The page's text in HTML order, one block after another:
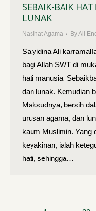
SEBAIK-BAIK
LUNAK
Nasihat Agama ByAli
Saiyidina Ali
bagi Allah SWT di
hati manusia.
dan lunak. Kemudian
Maksudnya, bersih
urusan agama, dan
kaum Muslimin. Yang
keyakinan, ialah
hati, sehingga…